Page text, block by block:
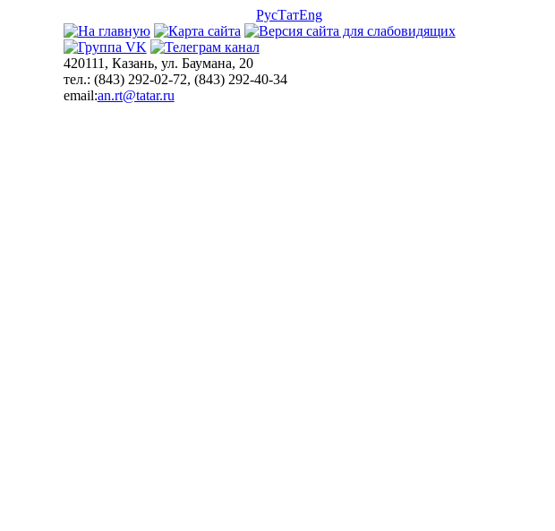
РусТатEng
420111, Казань, ул. Баумана, 20
тел.: (843) 292-02-72, (843) 292-40-34
email:an.rt@tatar.ru